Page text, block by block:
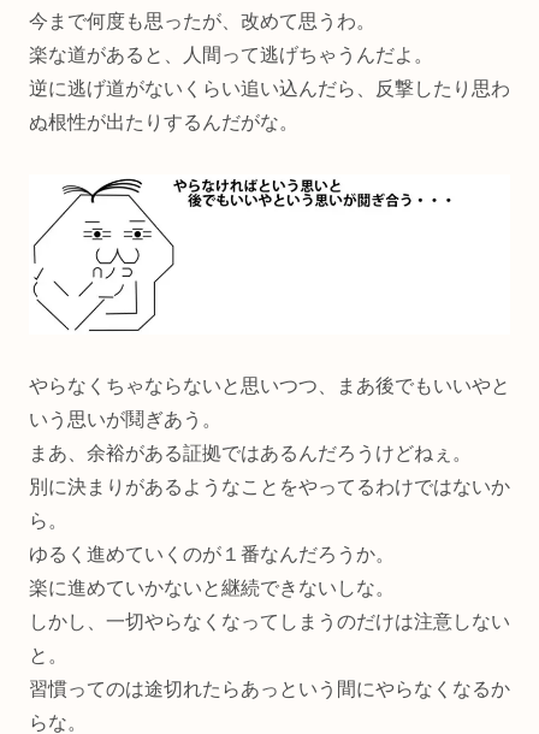
今まで何度も思ったが、改めて思うわ。
楽な道があると、人間って逃げちゃうんだよ。
逆に逃げ道がないくらい追い込んだら、反撃したり思わ
ぬ根性が出たりするんだがな。
やらなくちゃならないと思いつつ、まあ後でもいいやと
いう思いが鬩ぎあう。
まあ、余裕がある証拠ではあるんだろうけどねぇ。
別に決まりがあるようなことをやってるわけではないか
ら。
ゆるく進めていくのが１番なんだろうか。
楽に進めていかないと継続できないしな。
しかし、一切やらなくなってしまうのだけは注意しない
と。
習慣ってのは途切れたらあっという間にやらなくなるか
らな。